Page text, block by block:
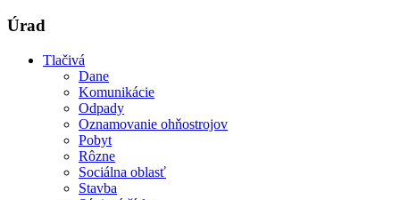
Úrad
Tlačivá
Dane
Komunikácie
Odpady
Oznamovanie ohňostrojov
Pobyt
Rôzne
Sociálna oblasť
Stavba